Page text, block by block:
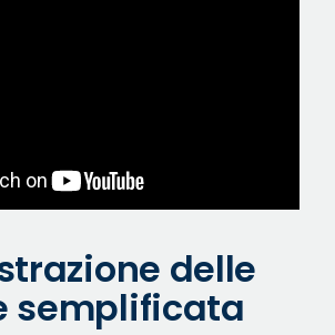
delle
semplificata